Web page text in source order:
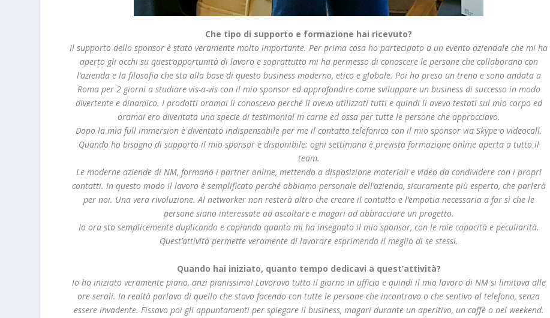
Che tipo di supporto e formazione hai ricevuto?
Il supporto dello sponsor è stato veramente molto importante. Per prima cosa ho partecipato a un evento aziendale che mi ha
aperto gli occhi su quest’opportunità di lavoro e soprattutto mi ha permesso di conoscere le persone che collaborano con
l’azienda e la filosofia che sta alla base di questo business moderno, etico e globale. Poi ho preso un treno e sono andata a
Roma per 2 giorni a studiare vis-a-vis con il mio sponsor ed approfondire come sviluppare un business di successo in modo
divertente e dinamico. I prodotti oramai li conoscevo perché li avevo utilizzati tutti e quindi li avevo testati sul mio corpo ed
oramai ero diventata una specie di testimonial in carne ed ossa per tutte le persone che approcciavo.
Dopo la mia full immersion è diventato indispensabile per me il contatto telefonico con il mio sponsor via Skype o videocall.
Quando ho bisogno di supporto il mio sponsor è disponibile: ogni settimana è prevista formazione online aperta a tutto il
team.
Le moderne aziende di NM, formano i partner online, mettendo a disposizione materiali e video da condividere con i propri
contatti. In questo modo il lavoro è semplificato perché abbiamo personale dell’azienda, sicuramente più esperto, che parlerà
per noi. Una vera rivoluzione. Al networker non resterà altro che creare il contatto e l’empatia necessaria a far sì che le
persone siano interessate ad ascoltare e magari ad abbracciare un progetto.
Io ora sto semplicemente duplicando e copiando quanto mi ha insegnato il mio sponsor, con le mie capacità e peculiarità.
Quest’attività permette veramente di lavorare esprimendo il meglio di se stessi.
Quando hai iniziato, quanto tempo dedicavi a quest’attività?
Io ho iniziato veramente piano, anzi pianissimo! Lavoravo tutto il giorno in ufficio e quindi il mio lavoro di NM si limitava alle
ore serali. In realtà parlavo di quello che stavo facendo con tutte le persone che incontravo o che sentivo al telefono, senza
essere invadente. Fissavo poi gli appuntamenti per spiegare il business, magari durante un aperitivo, un caffè o nel weekend.